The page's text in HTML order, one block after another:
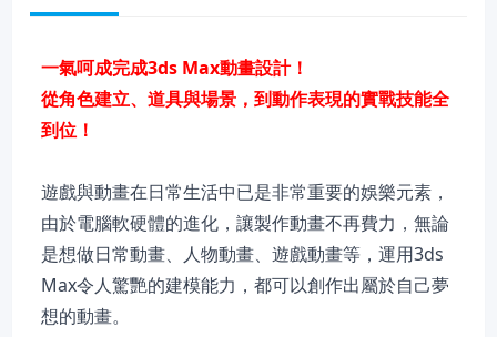
一氣呵成完成3ds Max動畫設計！
從角色建立、道具與場景，到動作表現的實戰技能全
到位！
遊戲與動畫在日常生活中已是非常重要的娛樂元素，
由於電腦軟硬體的進化，讓製作動畫不再費力，無論
是想做日常動畫、人物動畫、遊戲動畫等，運用3ds
Max令人驚艷的建模能力，都可以創作出屬於自己夢
想的動畫。